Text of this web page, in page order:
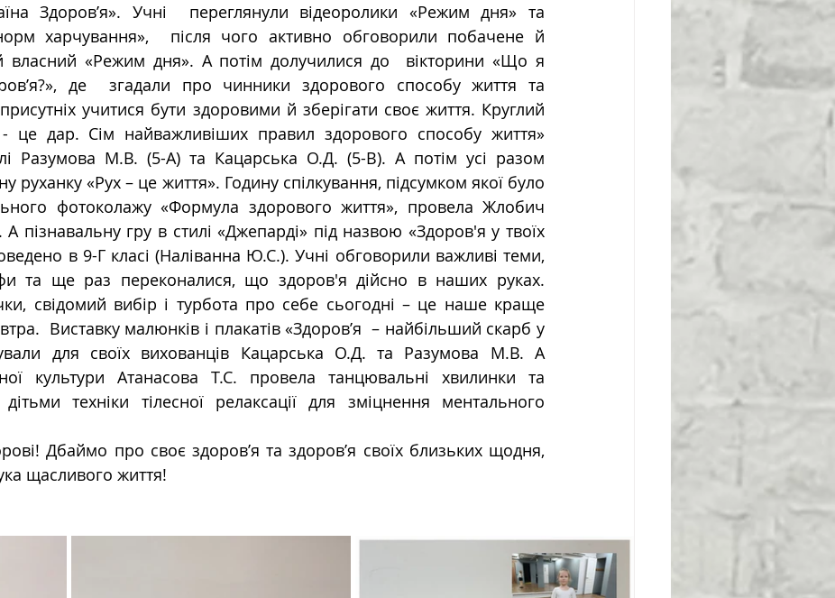
Здоров’я». Учні  переглянули відеоролики «Режим дня» та
харчування»,  після чого активно обговорили побачене й
власний «Режим дня». А потім долучилися до  вікторини «Що я
де  згадали про чинники здорового способу життя та
учитися бути здоровими й зберігати своє життя. Круглий
- це дар. Сім найважливіших правил здорового способу життя»
Разумова М.В. (5-А) та Кацарська О.Д. (5-В). А потім усі разом
руханку «Рух – це життя». Годину спілкування, підсумком якої було
фотоколажу «Формула здорового життя», провела Жлобич
пізнавальну гру в стилі «Джепарді» під назвою «Здоров'я у твоїх
в 9-Г класі (Наліванна Ю.С.). Учні обговорили важливі теми,
та ще раз переконалися, що здоров'я дійсно в наших руках.
свідомий вибір і турбота про себе сьогодні – це наше краще
Виставку малюнків і плакатів «Здоров’я  – найбільший скарб у
для своїх вихованців Кацарська О.Д. та Разумова М.В. А
культури Атанасова Т.С. провела танцювальні хвилинки та
техніки тілесної релаксації для зміцнення ментального
Дбаймо про своє здоров’я та здоров’я своїх близьких щодня,
щасливого життя!